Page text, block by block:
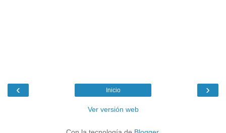
‹ ›
Inicio
Ver versión web